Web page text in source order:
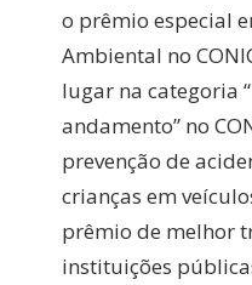
o prêmio especial
Ambiental no
lugar na categoria
andamento” no
prevenção de
crianças em
prêmio de melhor
instituições